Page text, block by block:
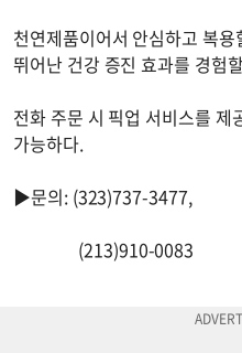
천연제품이어서 안심하고 복
뛰어난 건강 증진 효과를 경험
전화 주문 시 픽업 서비스를 제
가능하다.
▶문의: (323)737-3477,
(213)910-0083